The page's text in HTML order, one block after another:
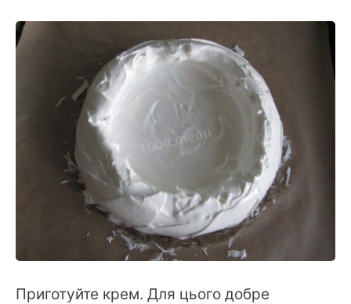
Приготуйте крем. Для цього добре